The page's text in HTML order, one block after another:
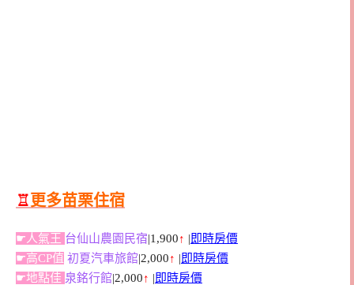
♖ 更多苗栗住宿
☛人氣王 台仙山農園民宿|1,900↑ |即時房價
☛高CP值 初夏汽車旅館|2,000↑ |即時房價
☛地點佳 泉銘行館|2,000↑ |即時房價